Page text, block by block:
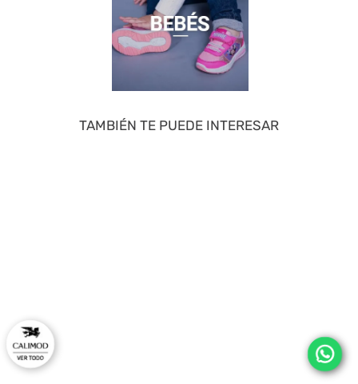
TAMBIÉN TE PUEDE INTERESAR
ZAXY
Sandalia De Mujer Negro 2GZB35 Zapatillas Casual Marron 2FY025